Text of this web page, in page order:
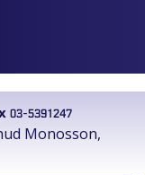
Monosson,
03-5391247